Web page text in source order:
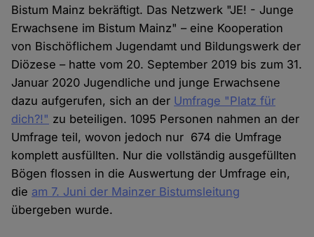
Bistum Mainz bekräftigt. Das Netzwerk "JE! - Junge
Erwachsene im Bistum Mainz" – eine Kooperation
von Bischöflichem Jugendamt und Bildungswerk der
Diözese – hatte vom 20. September 2019 bis zum 31.
Januar 2020 Jugendliche und junge Erwachsene
dazu aufgerufen, sich an der Umfrage "Platz für
dich?!" zu beteiligen. 1095 Personen nahmen an der
Umfrage teil, wovon jedoch nur 674 die Umfrage
komplett ausfüllten. Nur die vollständig ausgefüllten
Bögen flossen in die Auswertung der Umfrage ein,
die am 7. Juni der Mainzer Bistumsleitung
übergeben wurde.